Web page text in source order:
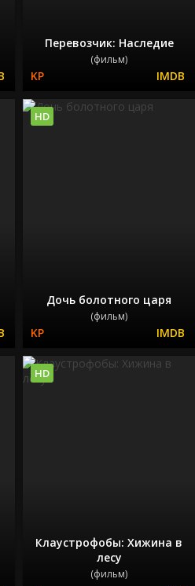
Перевозчик: Наследие
(фильм)
Дочь болотного царя
(фильм)
HD
Клаустрофобы: Хижина в
лесу
(фильм)
HD